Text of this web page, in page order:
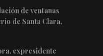
de ventanas
de Santa Clara,
expresidente